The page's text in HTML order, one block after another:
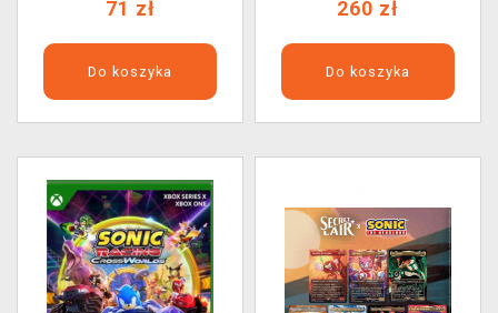
71 zł
Do koszyka
260 zł
Do koszyka